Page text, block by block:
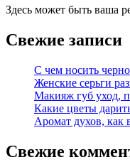
Здесь может быть ваша
Свежие записи
С чем носить
Женские серьги
Макияж губ уход,
Какие цветы
Аромат духов, как
Свежие